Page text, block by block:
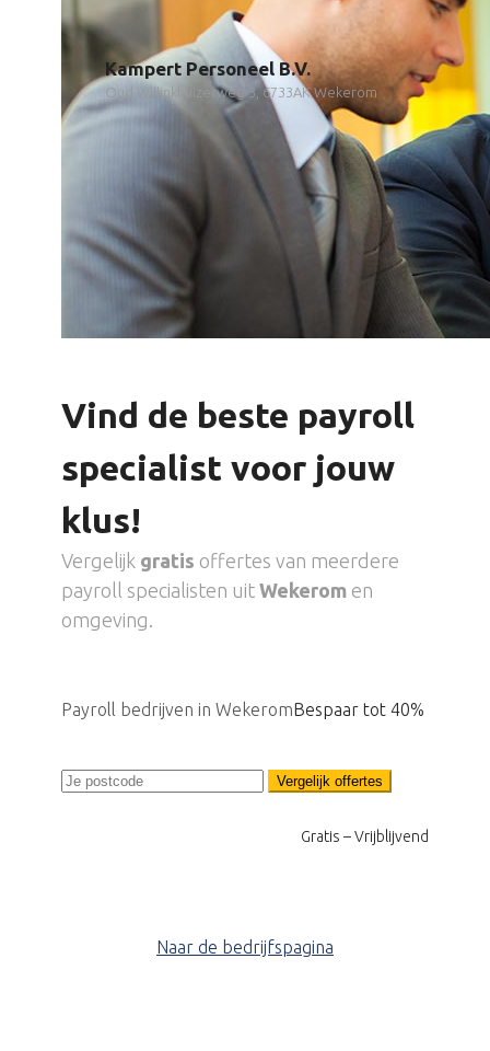
Kampert Personeel B.V.
Oud Willinkhuizerweg 3, 6733AK Wekerom
Vind de beste payroll
specialist voor jouw
klus!
Vergelijk gratis offertes van meerdere
payroll specialisten uit Wekerom en
omgeving.
Payroll bedrijven in WekeromBespaar tot 40%
Vergelijk offertes
Gratis – Vrijblijvend
Naar de bedrijfspagina